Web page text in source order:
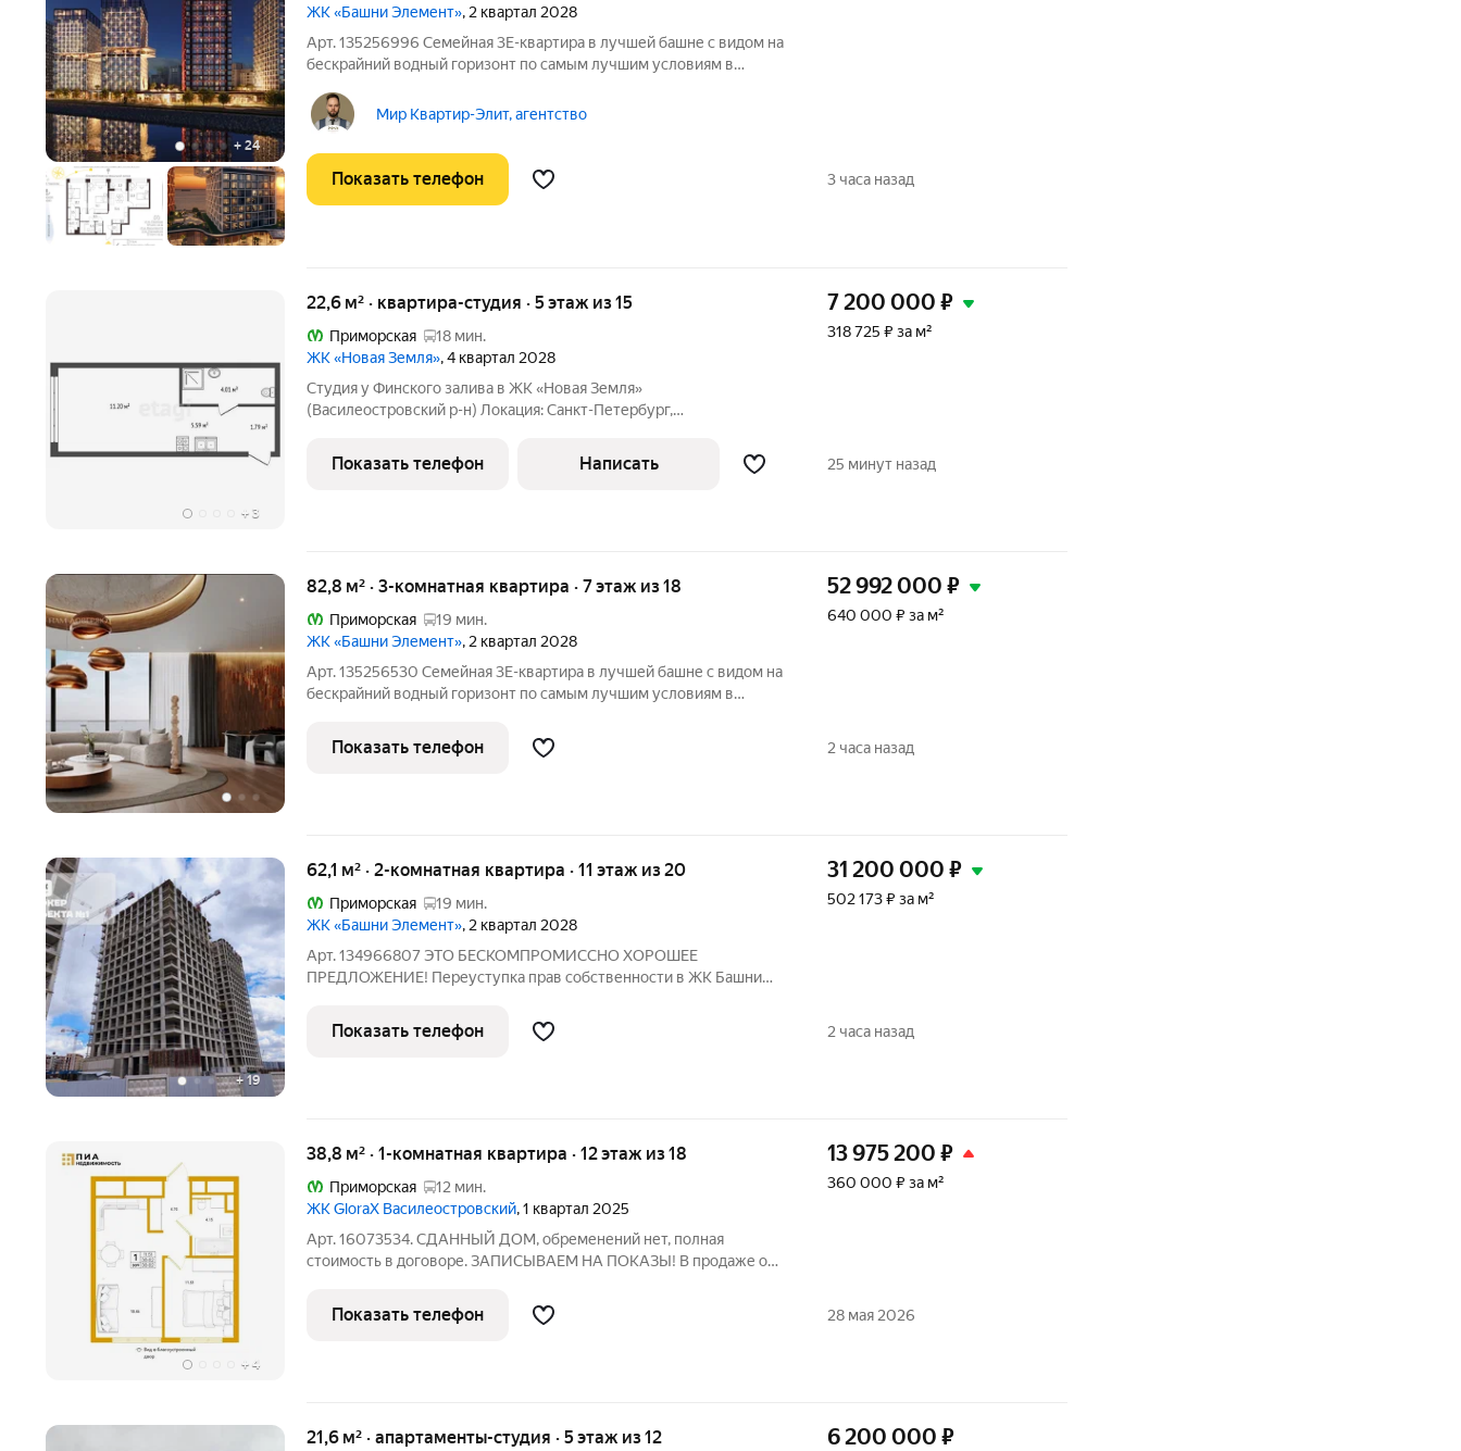
+ 24
ЖК «Башни Элемент», 2 квартал 2028
Арт. 135256996 Семейная 3Е-квартира в лучшей башне с видом на
бескрайний водный горизонт по самым лучшим условиям в
эффектным небесным мостом до которого вы спускаетесь на
лифте со своего
Мир Квартир-Элит, агентство
Показать телефон 3 часа назад
+ 3
22,6 м² · квартира-студия · 5 этаж из 15
Приморская
18 мин.
ЖК «Новая Земля», 4 квартал 2028
Студия у Финского залива в ЖК «Новая Земля»
(Василеостровский р-н) Локация: Санкт-Петербург,
22,59 кв. м Ремонт: Предчистовая отделка (White Box). Что это
дает: Готовые стяжка пола и
7 200 000 ₽
318 725 ₽ за м²
Показать телефон Написать 25 минут назад
82,8 м² · 3-комнатная квартира · 7 этаж из 18
Приморская
19 мин.
ЖК «Башни Элемент», 2 квартал 2028
Арт. 135256530 Семейная 3Е-квартира в лучшей башне с видом на
бескрайний водный горизонт по самым лучшим условиям в
эффектным небесным мостом до которого вы спускаетесь на
лифте со своего
52 992 000 ₽
640 000 ₽ за м²
Показать телефон 2 часа назад
+ 19
62,1 м² · 2-комнатная квартира · 11 этаж из 20
Приморская
19 мин.
ЖК «Башни Элемент», 2 квартал 2028
Арт. 134966807 ЭТО БЕСКОМПРОМИССНО ХОРОШЕЕ
ПРЕДЛОЖЕНИЕ! Переуступка прав собственности в ЖК Башни
вторая по счету башня, где количество студий в разы меньше, чем
в первой. Расположена на
31 200 000 ₽
502 173 ₽ за м²
Показать телефон 2 часа назад
+ 4
38,8 м² · 1-комнатная квартира · 12 этаж из 18
Приморская
12 мин.
ЖК GloraX Василеостровский, 1 квартал 2025
Арт. 16073534. СДАННЫЙ ДОМ, обременений нет, полная
стоимость в договоре. ЗАПИСЫВАЕМ НА ПОКАЗЫ! В продаже от
Василеостровский" в Василеостровском районе Санкт-
Петербурга. Квартира общей площадью
13 975 200 ₽
360 000 ₽ за м²
Показать телефон 28 мая 2026
21,6 м² · апартаменты-студия · 5 этаж из 12 6 200 000 ₽